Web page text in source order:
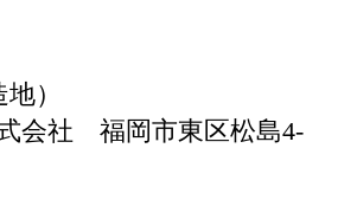
）
会社 福岡市東区松島4-